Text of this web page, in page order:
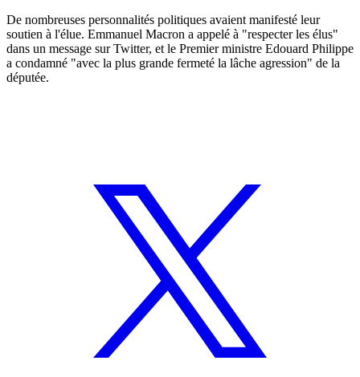
De nombreuses personnalités politiques avaient manifesté leur
soutien à l'élue. Emmanuel Macron a appelé à "respecter les élus"
dans un message sur Twitter, et le Premier ministre Edouard Philippe
a condamné "avec la plus grande fermeté la lâche agression" de la
députée.